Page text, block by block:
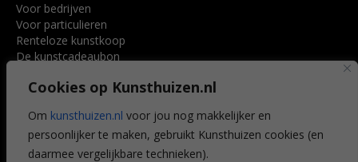
Cookies op Kunsthuizen.nl
Om kunsthuizen.nl voor jou nog makkelijker en
persoonlijker te maken, gebruikt Kunsthuizen cookies (en
daarmee vergelijkbare technieken).
Voor bedrijven
Voor particulieren
Renteloze kunstkoop
De kunstcadeaubon
Voordelen
Veelgestelde vragen
CONTACT